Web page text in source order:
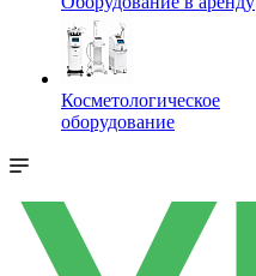
Косметологическое
оборудование